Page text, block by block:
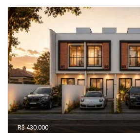
R$ 430.000